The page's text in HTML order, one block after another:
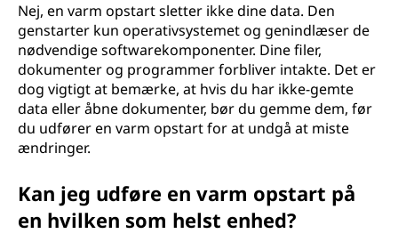
Nej, en varm opstart sletter ikke dine data. Den
genstarter kun operativsystemet og genindlæser de
nødvendige softwarekomponenter. Dine filer,
dokumenter og programmer forbliver intakte. Det er
dog vigtigt at bemærke, at hvis du har ikke-gemte
data eller åbne dokumenter, bør du gemme dem, før
du udfører en varm opstart for at undgå at miste
ændringer.
Kan jeg udføre en varm opstart på
en hvilken som helst enhed?